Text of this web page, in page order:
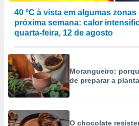
40 ºC à vista em algumas
próxima semana: calor
quarta-feira, 12 de agosto
Morangueiro:
de preparar a
O chocolate